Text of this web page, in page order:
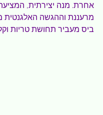
אחרת. מנה יצירתית,
מרעננת וההגשה האלגנטית
ביס מעביר תחושת טריות